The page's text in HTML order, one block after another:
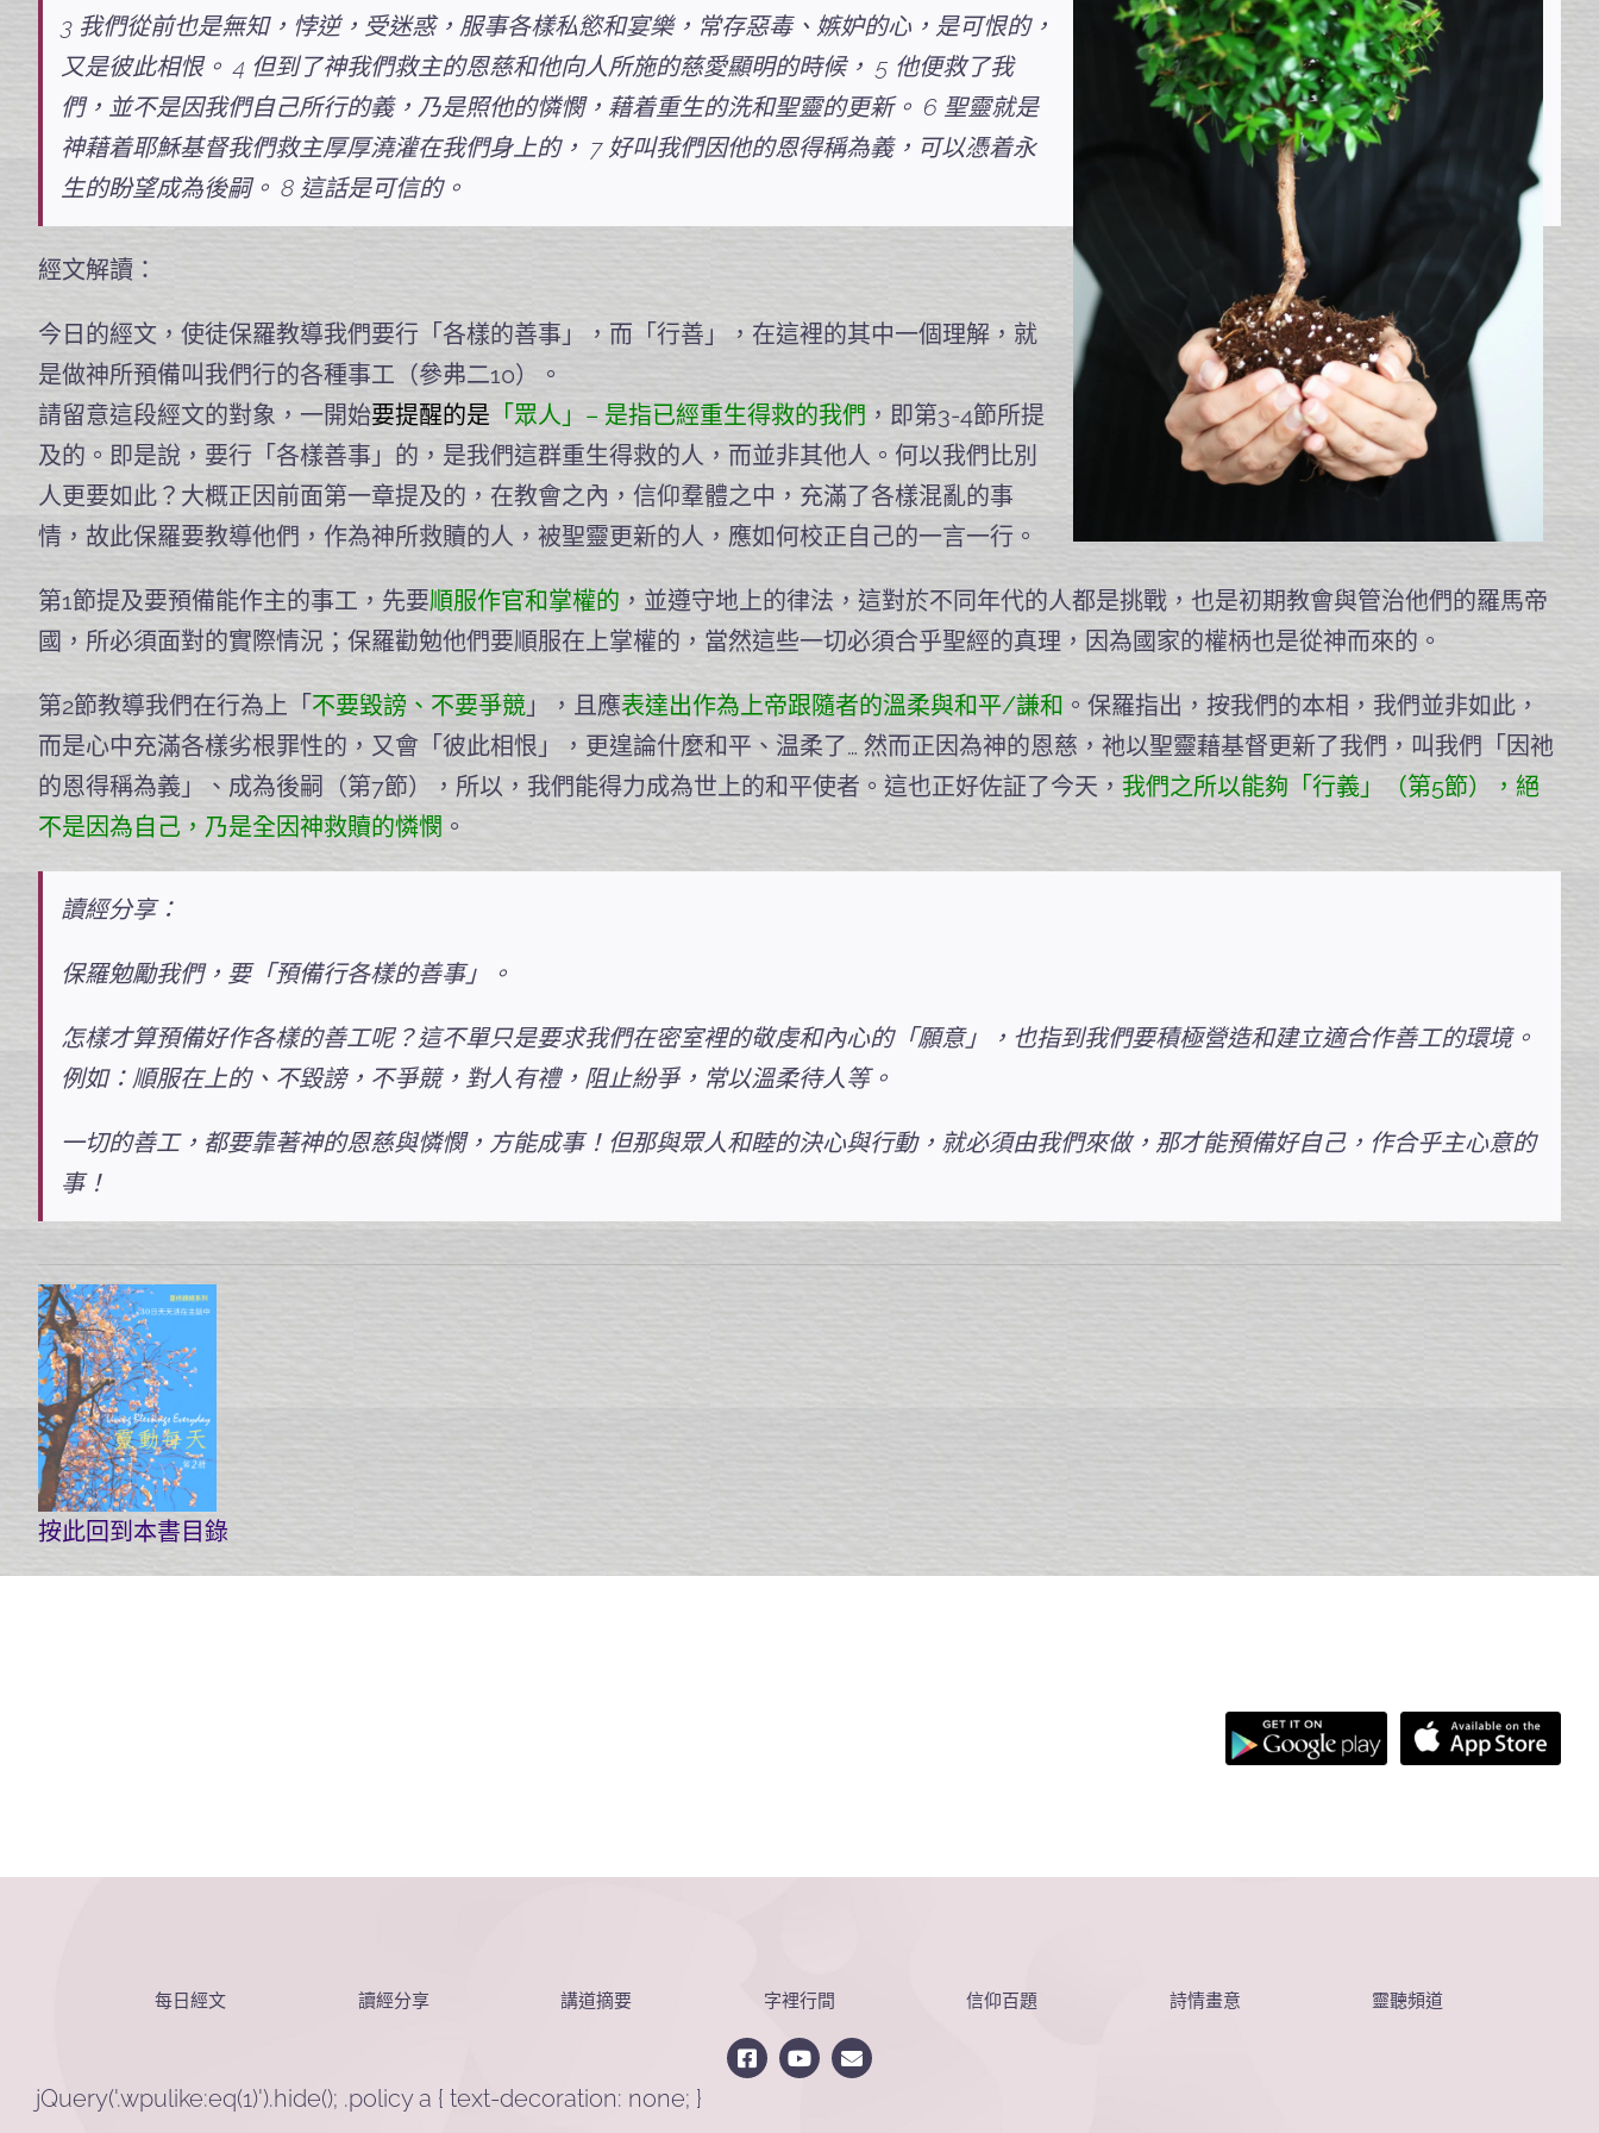
3 我們從前也是無知，悖逆，受迷惑，服事各樣私慾和宴樂，常存惡毒、嫉妒的心，是可恨的，
又是彼此相恨。 4 但到了神我們救主的恩慈和他向人所施的慈愛顯明的時候， 5 他便救了我
們，並不是因我們自己所行的義，乃是照他的憐憫，藉着重生的洗和聖靈的更新。 6 聖靈就是
神藉着耶穌基督我們救主厚厚澆灌在我們身上的， 7 好叫我們因他的恩得稱為義，可以憑着永
生的盼望成為後嗣。 8 這話是可信的。
經文解讀：
今日的經文，使徒保羅教導我們要行「各樣的善事」，而「行善」，在這裡的其中一個理解，就
是做神所預備叫我們行的各種事工（參弗二10）。
請留意這段經文的對象，一開始要提醒的是 「眾人」– 是指已經重生得救的我們 ，即第3-4節所提
及的。即是說，要行「各樣善事」的，是我們這群重生得救的人，而並非其他人。何以我們比別
人更要如此？大概正因前面第一章提及的，在教會之內，信仰羣體之中，充滿了各樣混亂的事
情，故此保羅要教導他們，作為神所救贖的人，被聖靈更新的人，應如何校正自己的一言一行。
第1節提及要預備能作主的事工，先要順服作官和掌權的 ，並遵守地上的律法，這對於不同年代的人都是挑戰，也是初期教會與管治他們的羅馬帝
國，所必須面對的實際情況；保羅勸勉他們要順服在上掌權的，當然這些一切必須合乎聖經的真理，因為國家的權柄也是從神而來的。
第2節教導我們在行為上「 不要毀謗、不要爭競」，且應表達出作為上帝跟隨者的溫柔與和平/謙和 。保羅指出，按我們的本相，我們並非如此，
而是心中充滿各樣劣根罪性的，又會「彼此相恨」，更遑論什麼和平、温柔了… 然而正因為神的恩慈，祂以聖靈藉基督更新了我們，叫我們「因祂
的恩得稱為義」、成為後嗣（第7節），所以，我們能得力成為世上的和平使者。這也正好佐証了今天， 我們之所以能夠「行義」（第5節），絕
不是因為自己，乃是全因神救贖的憐憫 。
讀經分享：
保羅勉勵我們，要「預備行各樣的善事」。
怎樣才算預備好作各樣的善工呢？這不單只是要求我們在密室裡的敬虔和內心的「願意」，也指到我們要積極營造和建立適合作善工的環境。
例如：順服在上的、不毀謗，不爭競，對人有禮，阻止紛爭，常以溫柔待人等。
一切的善工，都要靠著神的恩慈與憐憫，方能成事！但那與眾人和睦的決心與行動，就必須由我們來做，那才能預備好自己，作合乎主心意的
事！
按此回到本書目錄
每日經文 讀經分享 講道摘要 字裡行間 信仰百題 詩情畫意 靈聽頻道
jQuery('.wpulike:eq(1)').hide(); .policy a { text-decoration: none; }